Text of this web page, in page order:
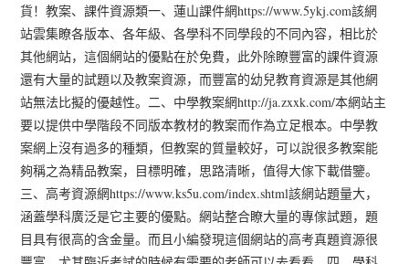
貨！教案、課件資源類一、蓮山課件網https://www.5ykj.com該網
站雲集瞭各版本、各年級、各學科不同學段的不同內容，相比於
其他網站，這個網站的優點在於免費，此外除瞭豐富的課件資源
還有大量的試題以及教案資源，而豐富的幼兒教育資源是其他網
站無法比擬的優越性。二、中學教案網http://ja.zxxk.com/本網站主
要以提供中學階段不同版本教材的教案而作為立足根本。中學教
案網上沒有過多的種類，但教案的質量較好，可以說很多教案能
夠稱之為精品教案，目標明確，思路清晰，值得大傢下載借鑒。
三、高考資源網https://www.ks5u.com/index.shtml該網站題量大，
涵蓋學科廣泛是它主要的優點。網站整合瞭大量的專傢試題，題
目具有很高的含金量。而且小編發現這個網站的高考真題資源很